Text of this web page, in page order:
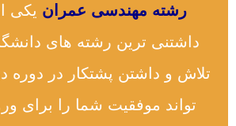
رشته مهندسی عمران یکی
داشتنی ترین رشته های
تلاش و داشتن پشتکار در دوره
تواند موفقیت شما را برای